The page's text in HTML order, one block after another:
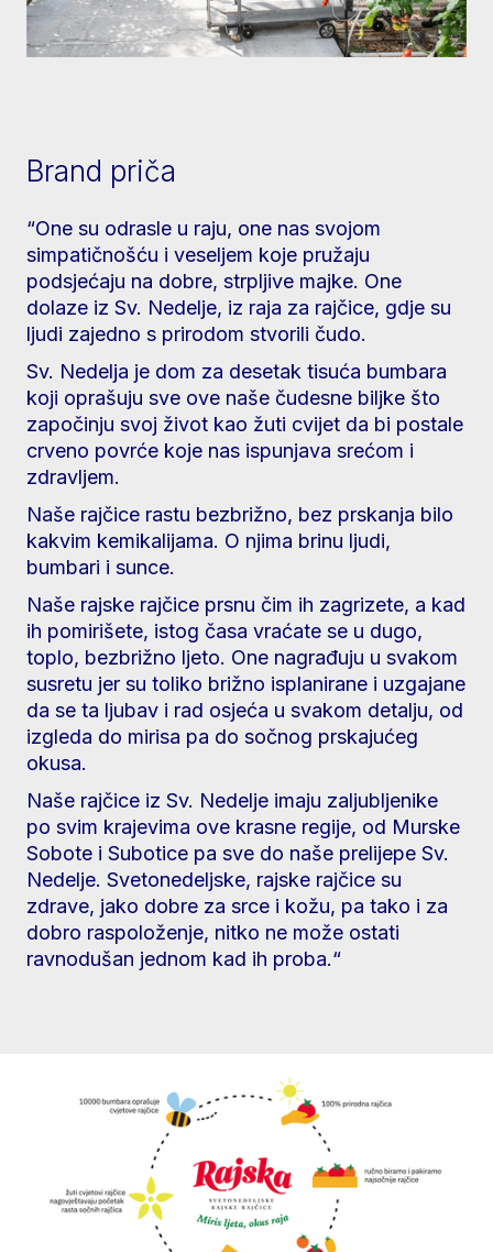
Brand priča
“One su odrasle u raju, one nas svojom
simpatičnošću i veseljem koje pružaju
podsjećaju na dobre, strpljive majke. One
dolaze iz Sv. Nedelje, iz raja za rajčice, gdje su
ljudi zajedno s prirodom stvorili čudo.
Sv. Nedelja je dom za desetak tisuća bumbara
koji oprašuju sve ove naše čudesne biljke što
započinju svoj život kao žuti cvijet da bi postale
crveno povrće koje nas ispunjava srećom i
zdravljem.
Naše rajčice rastu bezbrižno, bez prskanja bilo
kakvim kemikalijama. O njima brinu ljudi,
bumbari i sunce.
Naše rajske rajčice prsnu čim ih zagrizete, a kad
ih pomirišete, istog časa vraćate se u dugo,
toplo, bezbrižno ljeto. One nagrađuju u svakom
susretu jer su toliko brižno isplanirane i uzgajane
da se ta ljubav i rad osjeća u svakom detalju, od
izgleda do mirisa pa do sočnog prskajućeg
okusa.
Naše rajčice iz Sv. Nedelje imaju zaljubljenike
po svim krajevima ove krasne regije, od Murske
Sobote i Subotice pa sve do naše prelijepe Sv.
Nedelje. Svetonedeljske, rajske rajčice su
zdrave, jako dobre za srce i kožu, pa tako i za
dobro raspoloženje, nitko ne može ostati
ravnodušan jednom kad ih proba.“